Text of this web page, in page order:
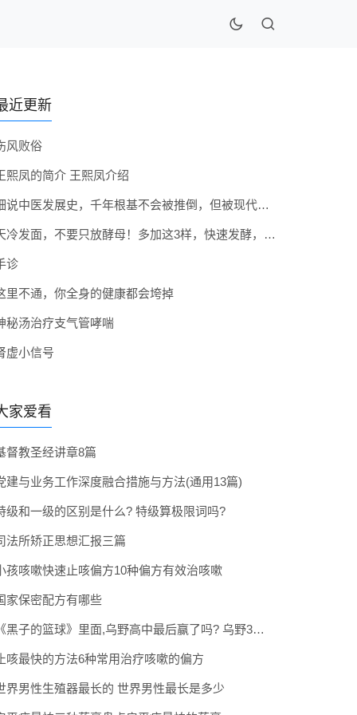
近更新
风败俗
熙凤的简介 王熙凤介绍
细说中医发展史，千年根基不会被推倒，但被现代医疗模式堵住出路
天冷发面，不要只放酵母！多加这3样，快速发酵，蓬松香软弹性十足
诊
里不通，你全身的健康都会垮掉
秘汤治疗支气管哮喘
虚小信号
家爱看
督教圣经讲章8篇
建与业务工作深度融合措施与方法(通用13篇)
级和一级的区别是什么? 特级算极限词吗?
法所矫正思想汇报三篇
孩咳嗽快速止咳偏方10种偏方有效治咳嗽
家保密配方有哪些
《黑子的篮球》里面,乌野高中最后赢了吗? 乌野3年拿到全国冠军了吗
咳最快的方法6种常用治疗咳嗽的偏方
界男性生殖器最长的 世界男性最长是多少